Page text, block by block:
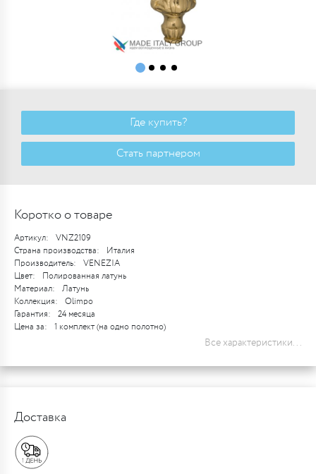
Где купить?
Стать партнером
Коротко о товаре
Артикул:
VNZ2109
Страна производства:
Италия
Производитель:
VENEZIA
Цвет:
Полированная латунь
Материал:
Латунь
Коллекция:
Olimpo
Гарантия:
24 месяца
Цена за:
1 комплект (на одно полотно)
Все характеристики...
Доставка